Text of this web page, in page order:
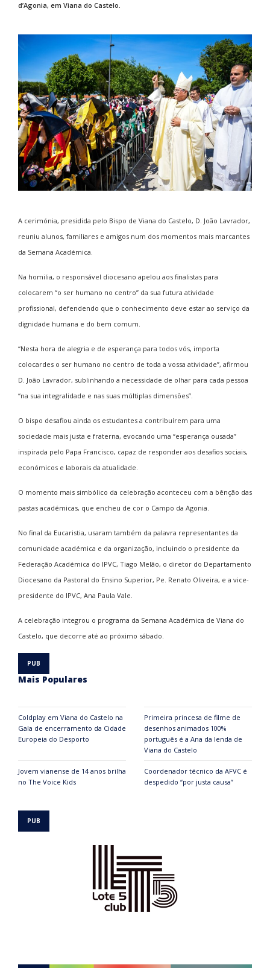
d’Agonia, em Viana do Castelo.
A cerimónia, presidida pelo Bispo de Viana do Castelo, D. João Lavrador,
reuniu alunos, familiares e amigos num dos momentos mais marcantes
da Semana Académica.
Na homilia, o responsável diocesano apelou aos finalistas para
colocarem “o ser humano no centro” da sua futura atividade
profissional, defendendo que o conhecimento deve estar ao serviço da
dignidade humana e do bem comum.
“Nesta hora de alegria e de esperança para todos vós, importa
colocardes o ser humano no centro de toda a vossa atividade”, afirmou
D. João Lavrador, sublinhando a necessidade de olhar para cada pessoa
“na sua integralidade e nas suas múltiplas dimensões”.
O bispo desafiou ainda os estudantes a contribuírem para uma
sociedade mais justa e fraterna, evocando uma “esperança ousada”
inspirada pelo Papa Francisco, capaz de responder aos desafios sociais,
económicos e laborais da atualidade.
O momento mais simbólico da celebração aconteceu com a bênção das
pastas académicas, que encheu de cor o Campo da Agonia.
No final da Eucaristia, usaram também da palavra representantes da
comunidade académica e da organização, incluindo o presidente da
Federação Académica do IPVC, Tiago Melão, o diretor do Departamento
Diocesano da Pastoral do Ensino Superior, Pe. Renato Oliveira, e a vice-
presidente do IPVC, Ana Paula Vale.
A celebração integrou o programa da Semana Académica de Viana do
Castelo, que decorre até ao próximo sábado.
Mais Populares
Coldplay em Viana do Castelo na
Gala de encerramento da Cidade
Europeia do Desporto
Primeira princesa de filme de
desenhos animados 100%
português é a Ana da lenda de
Viana do Castelo
Jovem vianense de 14 anos brilha
no The Voice Kids
Coordenador técnico da AFVC é
despedido “por justa causa”